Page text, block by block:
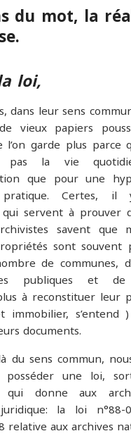
du mot, la
loi,
dans leur sens
vieux papiers
garde plus parce
pas la vie
que pour une
pratique. Certes,
qui servent à prouver
savent que
sont souvent
de communes,
publiques et de
à reconstituer leur
immobilier, s’entend
documents.
du sens commun,
posséder une loi,
qui donne aux
la loi
relative aux archives